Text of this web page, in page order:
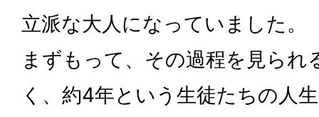
立派な大人になっていました。
まずもって、その過程を見られ
く、約4年という生徒たちの人